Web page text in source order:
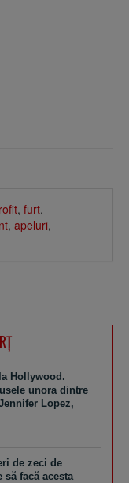
, furt,
, apeluri,
Hollywood.
unora dintre
Lopez,
de zeci de
facă acesta